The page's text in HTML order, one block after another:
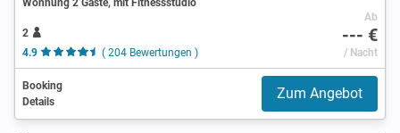
Wohnung 2 Gäste, mit Fitnessstudio
2
4.9
( 204 Bewertungen )
Ab
--- €
/ Nacht
Booking
Details
Zum Angebot